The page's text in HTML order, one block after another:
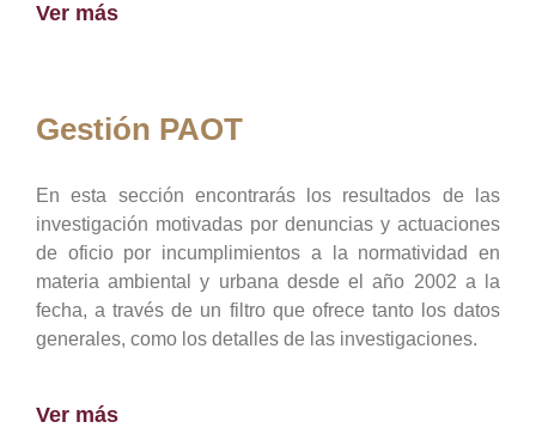
Ver más
Gestión PAOT
En esta sección encontrarás los resultados de las
investigación motivadas por denuncias y actuaciones
de oficio por incumplimientos a la normatividad en
materia ambiental y urbana desde el año 2002 a la
fecha, a través de un filtro que ofrece tanto los datos
generales, como los detalles de las investigaciones.
Ver más